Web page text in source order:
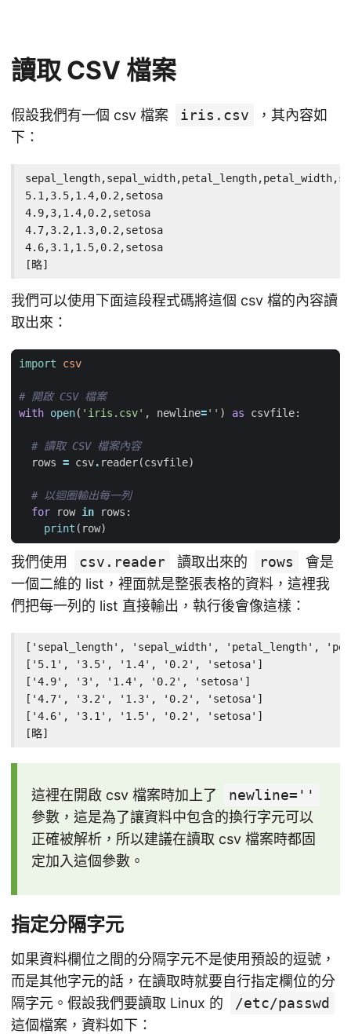
讀取 CSV 檔案
假設我們有一個 csv 檔案 iris.csv
，其內容如
下：
5.1,3.5,1.4,0.2,setosa
4.9,3,1.4,0.2,setosa
4.7,3.2,1.3,0.2,setosa
4.6,3.1,1.5,0.2,setosa
[略]
我們可以使用下面這段程式碼將這個 csv 檔的內容讀
取出來：
import csv
# 開啟 CSV 檔案
with open( 'iris.csv' , newline='' ) as csvfile:
# 讀取 CSV 檔案內容
rows = csv. reader(csvfile)
# 以迴圈輸出每一列
for
row in rows :
print ( row)
我們使用 csv.reader 讀取出來的 rows
會是
一個二維的 list，裡面就是整張表格的資料，這裡我
們把每一列的 list 直接輸出，執行後會像這樣：
['sepal_length', 'sepal_width', 'petal_length',
['5.1', '3.5', '1.4', '0.2', 'setosa']
['4.9', '3', '1.4', '0.2', 'setosa']
['4.7', '3.2', '1.3', '0.2', 'setosa']
['4.6', '3.1', '1.5', '0.2', 'setosa']
[略]
這裡在開啟 csv 檔案時加上了
newline=''
參數，這是為了讓資料中包含的換行字元可以
正確被解析，所以建議在讀取 csv 檔案時都固
定加入這個參數。
指定分隔字元
如果資料欄位之間的分隔字元不是使用預設的逗號，
而是其他字元的話，在讀取時就要自行指定欄位的分
隔字元。假設我們要讀取 Linux 的
/etc/passwd
這個檔案，資料如下：